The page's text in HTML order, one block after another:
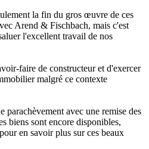
la fin du gros œuvre de ces
Arend & Fischbach, mais c'est
l'excellent travail de nos
faire de constructeur et d'exercer
malgré ce contexte
parachèvement avec une remise des
biens sont encore disponibles,
en savoir plus sur ces beaux